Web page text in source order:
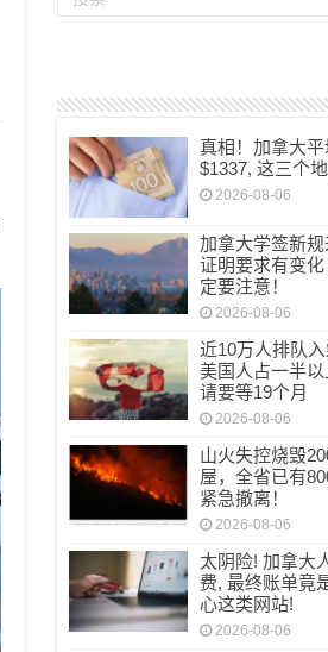
真相！加拿大平
$1337, 这三个
2026-08-06
加拿大学签新
证明要求有变
定要注意！
2026-08-06
近10万人排队
美国人占一半
请要等19个月
2026-08-06
山火失控烧毁
屋，全省已有
紧急撤离！
2026-08-06
太阴险! 加拿大
费, 最终账单竟
心这类网站!
2026-08-06